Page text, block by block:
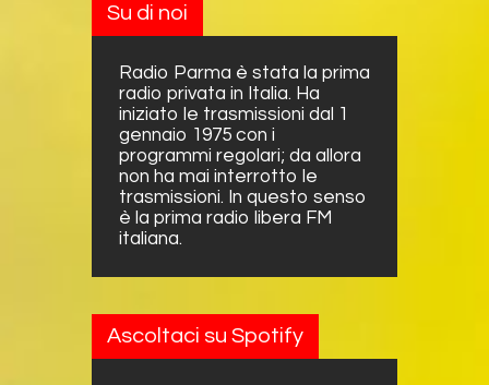
Su di noi
Radio Parma è stata la prima
radio privata in Italia. Ha
iniziato le trasmissioni dal 1
gennaio 1975 con i
programmi regolari; da allora
non ha mai interrotto le
trasmissioni. In questo senso
è la prima radio libera FM
italiana.
Ascoltaci su Spotify